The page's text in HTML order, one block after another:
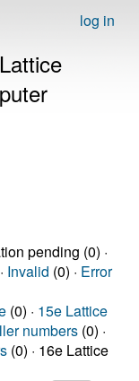
log in
pending (0) ·
Invalid (0) · Error
(0) · 15e Lattice
numbers (0) ·
(0) · 16e Lattice